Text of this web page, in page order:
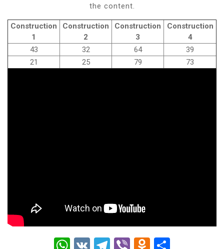
the content.
Construction
1
Construction
2
Construction
3
Construction
4
43
32 64
39
21
25 79 73